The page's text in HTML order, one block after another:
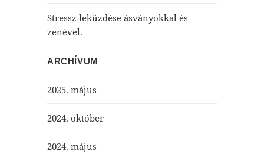
Stressz leküzdése ásványokkal és
zenével.
ARCHÍVUM
2025. május
2024. október
2024. május